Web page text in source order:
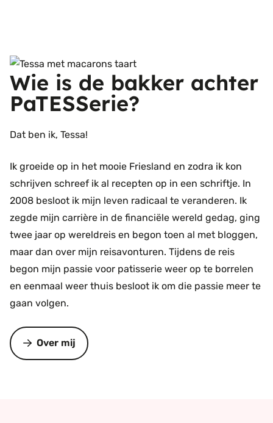
Wie is de bakker achter
PaTESSerie?
Dat ben ik, Tessa!
Ik groeide op in het mooie Friesland en zodra ik kon
schrijven schreef ik al recepten op in een schriftje. In
2008 besloot ik mijn leven radicaal te veranderen. Ik
zegde mijn carrière in de financiële wereld gedag, ging
twee jaar op wereldreis en begon toen al met bloggen,
maar dan over mijn reisavonturen. Tijdens de reis
begon mijn passie voor patisserie weer op te borrelen
en eenmaal weer thuis besloot ik om die passie meer te
gaan volgen.
Over mij